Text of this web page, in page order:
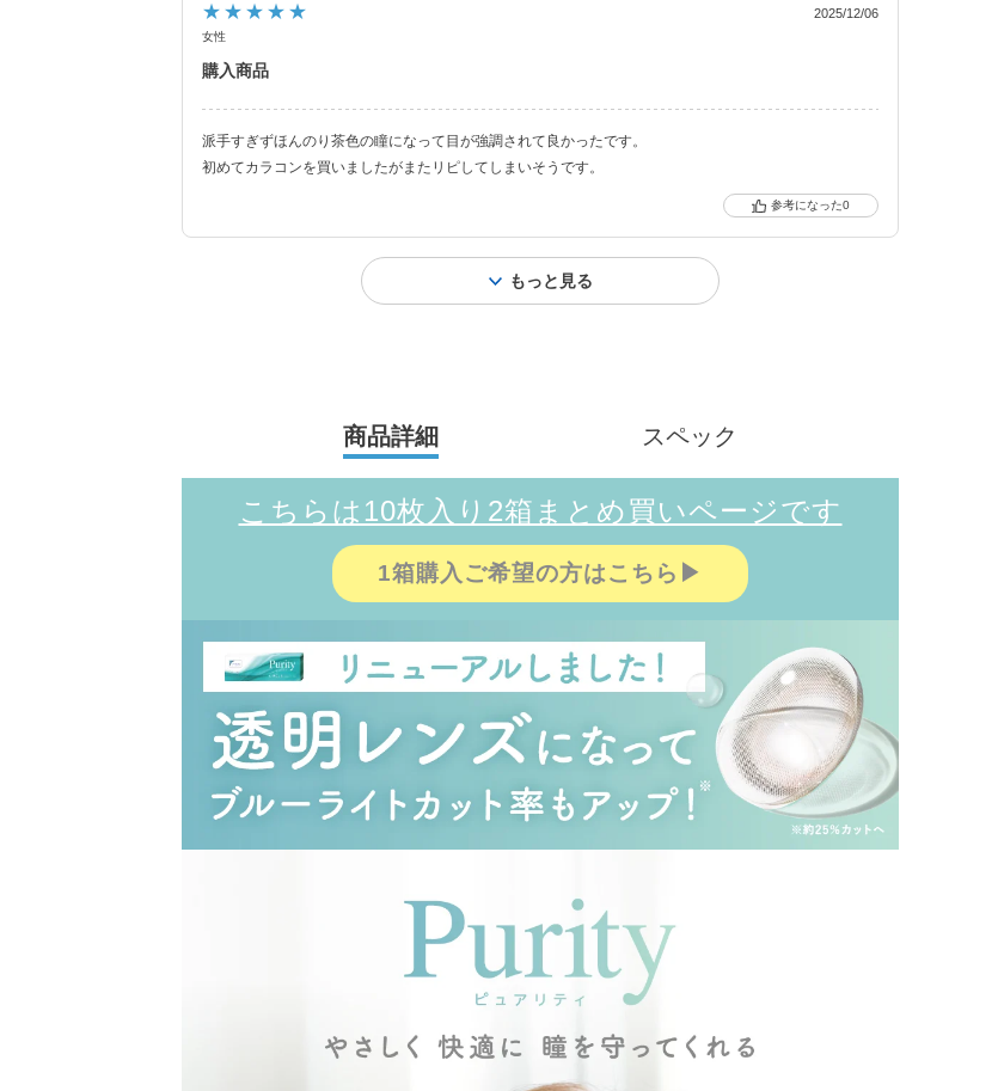
★★★★★
女性
2025/12/06
購入商品
派手すぎずほんのり茶色の瞳になって目が強調されて良かったです。
初めてカラコンを買いましたがまたリピしてしまいそうです。
0
もっと見る
商品詳細 スペック
こちらは10枚入り2箱まとめ買いページです
1箱購入ご希望の方はこちら▶
クーポン詳細